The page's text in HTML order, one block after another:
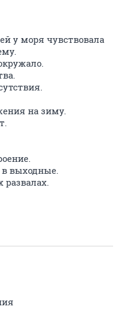
у моря чувствовала
на зиму.
выходные.
развалах.